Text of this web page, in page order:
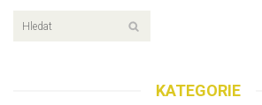
KATEGORIE